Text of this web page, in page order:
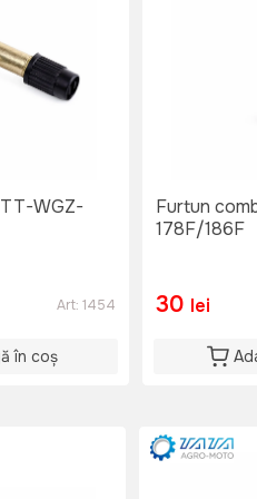
WGZ-
Art: 1454
în coș
Furtun
178F/186F
30 lei